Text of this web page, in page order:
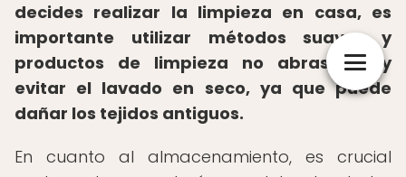
decides realizar la limpieza en casa, es
importante utilizar métodos suaves y
productos de limpieza no abrasivos, y
evitar el lavado en seco, ya que puede
dañar los tejidos antiguos.
En cuanto al almacenamiento, es crucial